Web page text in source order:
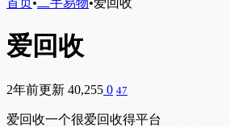
首页•二手易物•爱回收
爱回收
2年前更新 40,255 0 47
爱回收一个很爱回收得平台